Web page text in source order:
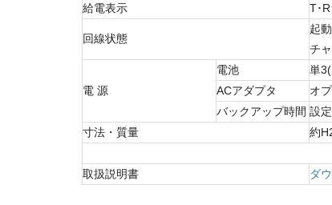
給電表示
T･
回線状態
起
チ
電 源
電池
単
ACアダプタ
オ
バックアップ時間 設
寸法・質量
約
取扱説明書 ダ